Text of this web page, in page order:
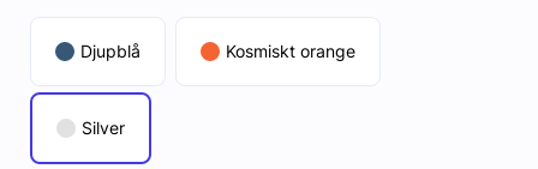
Djupblå Kosmiskt orange
Silver